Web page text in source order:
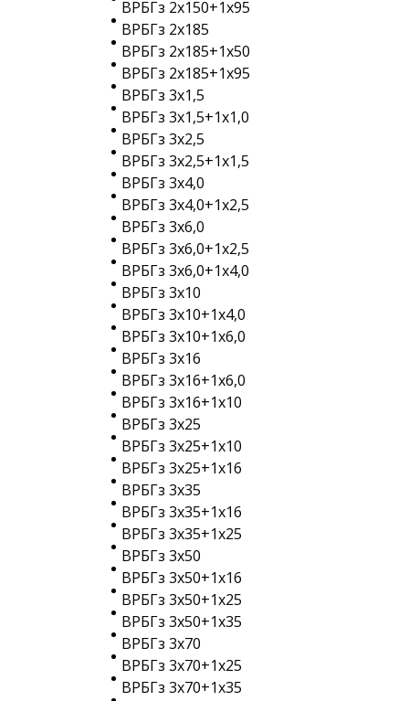
ВРБГз 2х150+1х95
ВРБГз 2х185
ВРБГз 2х185+1х50
ВРБГз 2х185+1х95
ВРБГз 3х1,5
ВРБГз 3х1,5+1х1,0
ВРБГз 3х2,5
ВРБГз 3х2,5+1х1,5
ВРБГз 3х4,0
ВРБГз 3х4,0+1х2,5
ВРБГз 3х6,0
ВРБГз 3х6,0+1х2,5
ВРБГз 3х6,0+1х4,0
ВРБГз 3х10
ВРБГз 3х10+1х4,0
ВРБГз 3х10+1х6,0
ВРБГз 3х16
ВРБГз 3х16+1х6,0
ВРБГз 3х16+1х10
ВРБГз 3х25
ВРБГз 3х25+1х10
ВРБГз 3х25+1х16
ВРБГз 3х35
ВРБГз 3х35+1х16
ВРБГз 3х35+1х25
ВРБГз 3х50
ВРБГз 3х50+1х16
ВРБГз 3х50+1х25
ВРБГз 3х50+1х35
ВРБГз 3х70
ВРБГз 3х70+1х25
ВРБГз 3х70+1х35